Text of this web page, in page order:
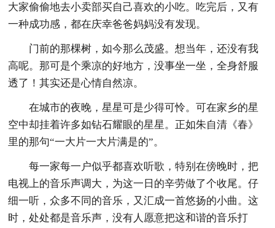
大家偷偷地去小卖部买自己喜欢的小吃。吃完后，又有
一种成功感，都在庆幸爸爸妈妈没有发现。
门前的那棵树，如今那么茂盛。想当年，还没有我
高呢。那可是个乘凉的好地方，没事坐一坐，全身舒服
透了！其实还是心情自然凉。
在城市的夜晚，星星可是少得可怜。可在家乡的星
空中却挂着许多如钻石耀眼的星星。正如朱自清《春》
里的那句“一大片一大片满是的”。
每一家每一户似乎都喜欢听歌，特别在傍晚时，把
电视上的音乐声调大，为这一日的辛劳做了个收尾。仔
细一听，众多不同的音乐，又汇成一首悠扬的小曲。这
时，处处都是音乐声，没有人愿意把这和谐的音乐打